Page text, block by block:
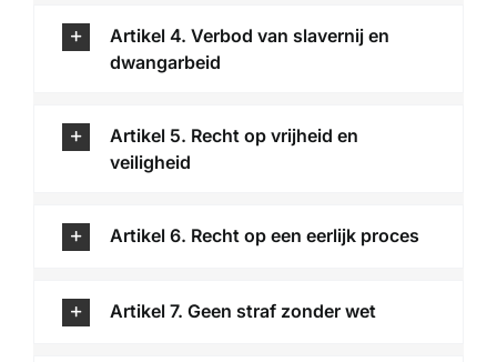
Artikel 4. Verbod van slavernij en
dwangarbeid
Artikel 5. Recht op vrijheid en
veiligheid
Artikel 6. Recht op een eerlijk proces
Artikel 7. Geen straf zonder wet